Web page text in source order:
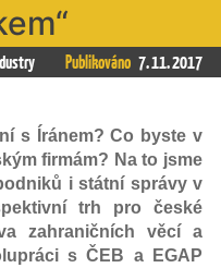
Publikováno 7. 11. 2017
s Íránem? Co byste v
firmám? Na to jsme
i státní správy v
trh pro české
zahraničních věcí a
s ČEB a EGAP